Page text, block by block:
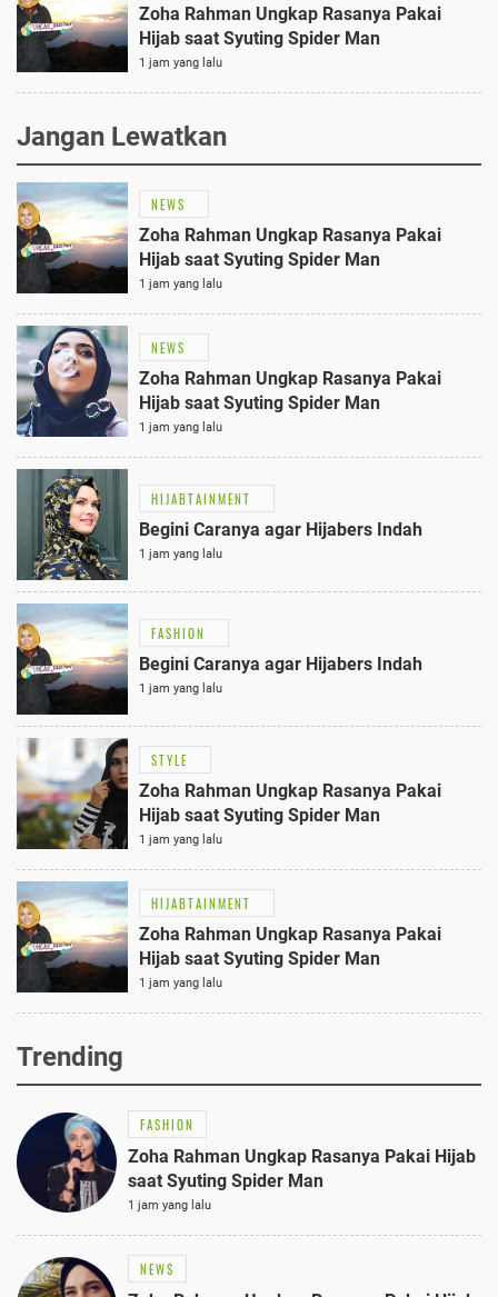
Zoha Rahman Ungkap Rasanya Pakai
Hijab saat Syuting Spider Man
1 jam yang lalu
Jangan Lewatkan
NEWS
Zoha Rahman Ungkap Rasanya Pakai
Hijab saat Syuting Spider Man
1 jam yang lalu
NEWS
Zoha Rahman Ungkap Rasanya Pakai
Hijab saat Syuting Spider Man
1 jam yang lalu
HIJABTAINMENT
Begini Caranya agar Hijabers Indah
1 jam yang lalu
FASHION
Begini Caranya agar Hijabers Indah
1 jam yang lalu
STYLE
Zoha Rahman Ungkap Rasanya Pakai
Hijab saat Syuting Spider Man
1 jam yang lalu
HIJABTAINMENT
Zoha Rahman Ungkap Rasanya Pakai
Hijab saat Syuting Spider Man
1 jam yang lalu
Trending
FASHION
Zoha Rahman Ungkap Rasanya Pakai Hijab
saat Syuting Spider Man
1 jam yang lalu
NEWS